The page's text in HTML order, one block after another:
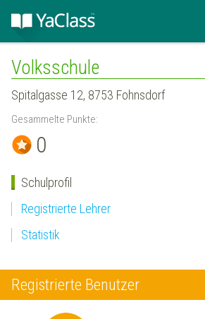
Volksschule
Spitalgasse 12, 8753 Fohnsdorf
Gesammelte Punkte:
0
Schulprofil
Registrierte Lehrer
Statistik
Registrierte Benutzer